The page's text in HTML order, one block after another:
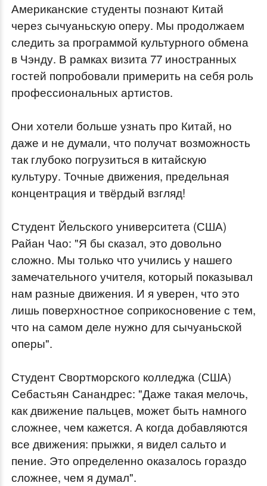
Американские студенты познают Китай
через сычуаньскую оперу. Мы продолжаем
следить за программой культурного обмена
в Чэнду. В рамках визита 77 иностранных
гостей попробовали примерить на себя роль
профессиональных артистов.
Они хотели больше узнать про Китай, но
даже и не думали, что получат возможность
так глубоко погрузиться в китайскую
культуру. Точные движения, предельная
концентрация и твёрдый взгляд!
Студент Йельского университета (США)
Райан Чао: "Я бы сказал, это довольно
сложно. Мы только что учились у нашего
замечательного учителя, который показывал
нам разные движения. И я уверен, что это
лишь поверхностное соприкосновение с тем,
что на самом деле нужно для сычуаньской
оперы".
Студент Свортморского колледжа (США)
Себастьян Санандрес: "Даже такая мелочь,
как движение пальцев, может быть намного
сложнее, чем кажется. А когда добавляются
все движения: прыжки, я видел сальто и
пение. Это определенно оказалось гораздо
сложнее, чем я думал".